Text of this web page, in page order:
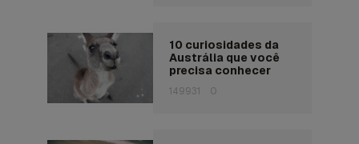
10 curiosidades da
Austrália que você
precisa conhecer
149931 0